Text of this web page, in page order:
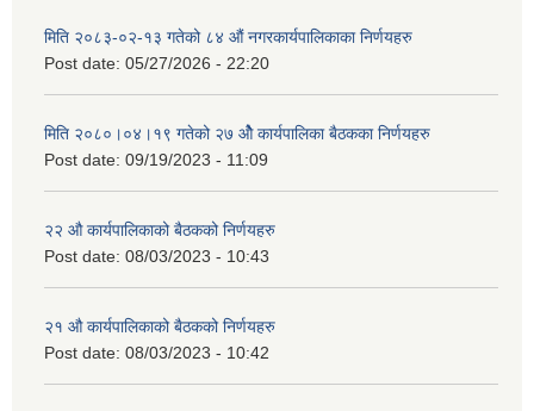
मिति २०८३-०२-१३ गतेको ८४ औं नगरकार्यपालिकाका निर्णयहरु
Post date: 05/27/2026 - 22:20
मिति २०८०।०४।१९ गतेको २७ ‌‍‌ओेै कार्यपालिका बैठकका निर्णयहरु
Post date: 09/19/2023 - 11:09
२‍२ औ कार्यपालिकाको बैठकको निर्णयहरु
Post date: 08/03/2023 - 10:43
२‍१ औ कार्यपालिकाको बैठकको निर्णयहरु
Post date: 08/03/2023 - 10:42